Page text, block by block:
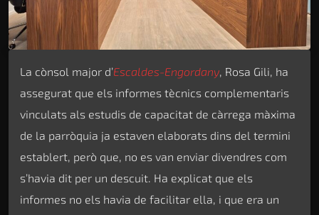
La cònsol major d’Escaldes-Engordany , Rosa Gili, ha
assegurat que els informes tècnics complementaris
vinculats als estudis de capacitat de càrrega màxima
de la parròquia ja estaven elaborats dins del termini
establert, però que, no es van enviar divendres com
s’havia dit per un descuit. Ha explicat que els
informes no els havia de facilitar ella, i que era un